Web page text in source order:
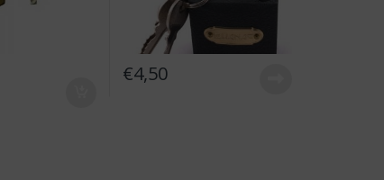
€4,50